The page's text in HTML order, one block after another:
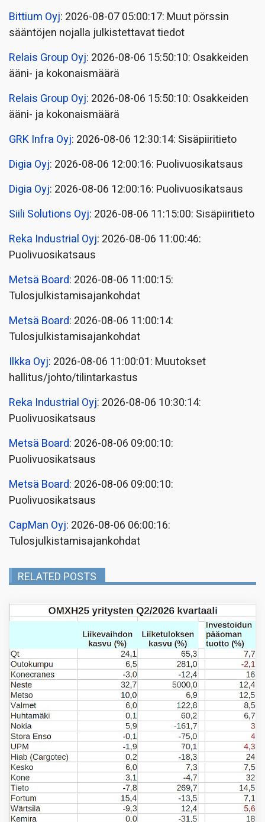
Bittium Oyj: 2026-08-07 05:00:17: Muut pörssin
sääntöjen nojalla julkistettavat tiedot
Relais Group Oyj: 2026-08-06 15:50:10: Osakkeiden
ääni- ja kokonaismäärä
Relais Group Oyj: 2026-08-06 15:50:10: Osakkeiden
ääni- ja kokonaismäärä
GRK Infra Oyj: 2026-08-06 12:30:14: Sisäpiiritieto
Digia Oyj: 2026-08-06 12:00:16: Puolivuosikatsaus
Digia Oyj: 2026-08-06 12:00:16: Puolivuosikatsaus
Siili Solutions Oyj: 2026-08-06 11:15:00: Sisäpiiritieto
Reka Industrial Oyj: 2026-08-06 11:00:46:
Puolivuosikatsaus
Metsä Board: 2026-08-06 11:00:15:
Tulosjulkistamisajankohdat
Metsä Board: 2026-08-06 11:00:14:
Tulosjulkistamisajankohdat
Ilkka Oyj: 2026-08-06 11:00:01: Muutokset
hallitus/johto/tilintarkastus
Reka Industrial Oyj: 2026-08-06 10:30:14:
Puolivuosikatsaus
Metsä Board: 2026-08-06 09:00:10:
Puolivuosikatsaus
Metsä Board: 2026-08-06 09:00:10:
Puolivuosikatsaus
CapMan Oyj: 2026-08-06 06:00:16:
Tulosjulkistamisajankohdat
RELATED POSTS